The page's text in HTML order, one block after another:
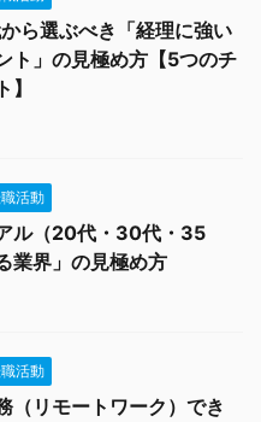
ら選ぶべき「経理に強い
ト」の見極め方【5つのチ
活動
ル（20代・30代・35
業界」の見極め方
活動
（リモートワーク）でき